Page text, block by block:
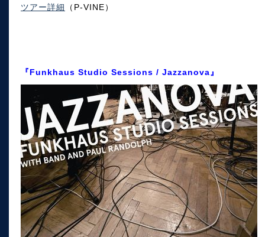
ツアー詳細 （P-VINE）
『Funkhaus Studio Sessions / Jazzanova』